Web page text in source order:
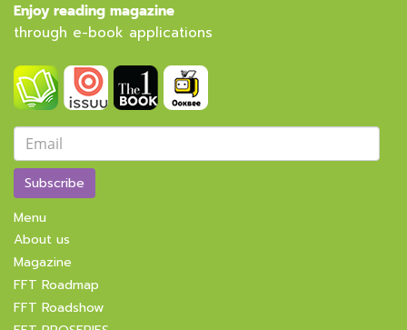
Enjoy reading magazine
through e-book applications
Subscribe
Menu
About us
Magazine
FFT Roadmap
FFT Roadshow